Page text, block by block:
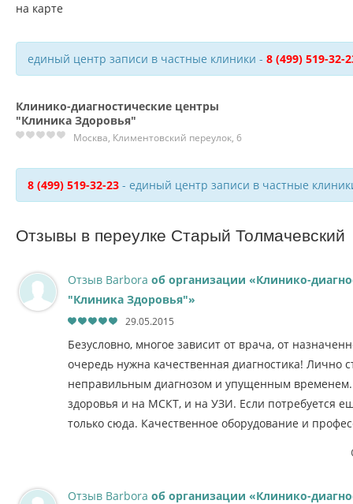
единый центр записи в частные клиники - 8 (499) 519-32-
Клинико-диагностические центры
"Клиника Здоровья"
Москва, Климентовский переулок, 6
8 (499) 519-32-23 - единый центр записи в частные
Отзывы в переулке Старый Толмачевский
Отзыв Barbora об организации «Клинико-
"Клиника Здоровья"»
29.05.2015
Безусловно, многое зависит от врача, от
очередь нужна качественная диагностика! Лично
неправильным диагнозом и упущенным временем.
здоровья и на МСКТ, и на УЗИ. Если потребуется
только сюда. Качественное оборудование и
Отзыв Barbora об организации «Клинико-